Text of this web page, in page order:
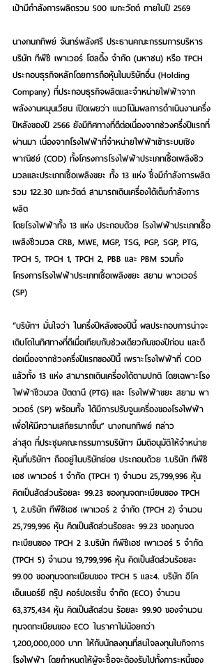
เป้ามีกำลังการผลิตรวม 500 เมกะวัตต์ ภายในปี 2569
นางกนกทิพย์ จันทร์พลังศรี ประธานคณะกรรมการบริหาร
บริษัท ทีพีซี เพาเวอร์ โฮลดิ้ง จำกัด (มหาชน) หรือ TPCH
ประกอบธุรกิจหลักโดยการถือหุ้นในบริษัทอื่น (Holding
Company) ที่ประกอบธุรกิจผลิตและจำหน่ายไฟฟ้าจาก
พลังงานหมุนเวียน เปิดเผยว่า แนวโน้มผลการดำเนินงานครึ่ง
ปีหลังของปี 2566 ยังมีทิศทางที่ดีต่อเนื่องจากช่วงครึ่งปีแรกที่
ผ่านมา เนื่องจากโรงไฟฟ้าที่จำหน่ายไฟฟ้าเข้าระบบเชิง
พาณิชย์ (COD) ทั้งโครงการโรงไฟฟ้าประเภทเชื้อเพลิงชีว
มวลและประเภทเชื้อเพลิงขยะ ทั้ง 13 แห่ง ซึ่งมีกำลังการผลิต
รวม 122.30 เมกะวัตต์ สามารถเดินเครื่องได้เต็มกำลังการ
ผลิต
โดยโรงไฟฟ้าทั้ง 13 แห่ง ประกอบด้วย โรงไฟฟ้าประเภทเชื้อ
เพลิงชีวมวล CRB, MWE, MGP, TSG, PGP, SGP, PTG,
TPCH 5, TPCH 1, TPCH 2, PBB และ PBM รวมทั้ง
โครงการโรงไฟฟ้าประเภทเชื้อเพลิงขยะ สยาม พาวเวอร์
(SP)
“บริษัทฯ มั่นใจว่า ในครึ่งปีหลังของปีนี้ ผลประกอบการน่าจะ
เติบโตในทิศทางที่ดีเมื่อเทียบกับช่วงเดียวกันของปีก่อน และดี
ต่อเนื่องจากช่วงครึ่งปีแรกของปีนี้ เพราะโรงไฟฟ้าที่ COD
แล้วทั้ง 13 แห่ง สามารถเดินเครื่องได้ตามปกติ โดยเฉพาะโรง
ไฟฟ้าชีวมวล ปัตตานี (PTG) และ โรงไฟฟ้าขยะ สยาม พา
วเวอร์ (SP) พร้อมทั้ง ได้มีการปรับจูนเครื่องของโรงไฟฟ้า
เพื่อให้มีความเสถียรมากขึ้น” นางกนกทิพย์ กล่าว
ล่าสุด ที่ประชุมคณะกรรมการบริษัทฯ มีมติอนุมัติให้จําหน่าย
หุ้นที่บริษัทฯ ถืออยู่ในบริษัทย่อย ประกอบด้วย 1.บริษัท ทีพีซี
เอช เพาเวอร์ 1 จํากัด (TPCH 1) จำนวน 25,799,996 หุ้น
คิดเป็นสัดส่วนร้อยละ 99.23 ของทุนจดทะเบียนของ TPCH
1, 2.บริษัท ทีพีซีเอช เพาเวอร์ 2 จํากัด (TPCH 2) จำนวน
25,799,996 หุ้น คิดเป็นสัดส่วนร้อยละ 99.23 ของทุนจด
ทะเบียนของ TPCH 2 3.บริษัท ทีพีซีเอช เพาเวอร์ 5 จํากัด
(TPCH 5) จำนวน 19,799,996 หุ้น คิดเป็นสัดส่วนร้อยละ
99.00 ของทุนจดทะเบียนของ TPCH 5 และ4. บริษัท อีโค
เอ็นเนอร์ยี กรุ๊ป คอร์ปอเรชั่น จํากัด (ECO) จำนวน
63,375,434 หุ้น คิดเป็นสัดส่วน ร้อยละ 99.90 ของจำนวน
ทุนจดทะเบียนของ ECO ในราคาไม่น้อยกว่า
1,200,000,000 บาท ให้กับนักลงทุนที่สนใจลงทุนในกิจการ
โรงไฟฟ้า โดยกําหนดให้ผู้จะซื้อจะต้องรับไปทั้งภาระหนี้ของ